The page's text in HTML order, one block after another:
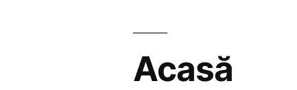
Acasă